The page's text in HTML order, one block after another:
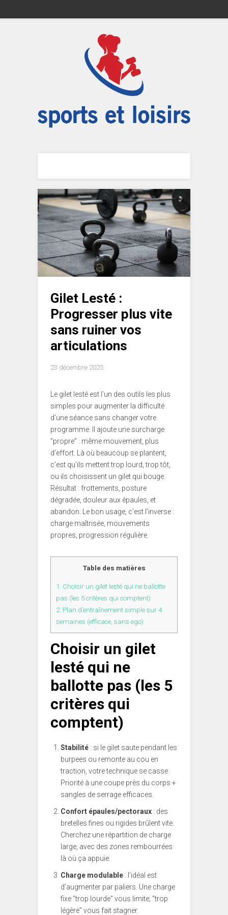
Gilet Lesté :
Progresser plus vite
sans ruiner vos
articulations
23 décembre 2025
Le gilet lesté est l’un des outils les plus
simples pour augmenter la difficulté
d’une séance sans changer votre
programme. Il ajoute une surcharge
“propre” : même mouvement, plus
d’effort. Là où beaucoup se plantent,
c’est qu’ils mettent trop lourd, trop tôt,
ou ils choisissent un gilet qui bouge.
Résultat : frottements, posture
dégradée, douleur aux épaules, et
abandon. Le bon usage, c’est l’inverse :
charge maîtrisée, mouvements
propres, progression régulière.
Table des matières
1. Choisir un gilet lesté qui ne ballotte
pas (les 5 critères qui comptent)
2. Plan d’entraînement simple sur 4
semaines (efficace, sans ego)
Choisir un gilet
lesté qui ne
ballotte pas (les 5
critères qui
comptent)
Stabilité : si le gilet saute pendant les
burpees ou remonte au cou en
traction, votre technique se casse.
Priorité à une coupe près du corps +
sangles de serrage efficaces.
Confort épaules/pectoraux : des
bretelles fines ou rigides brûlent vite.
Cherchez une répartition de charge
large, avec des zones rembourrées
là où ça appuie.
Charge modulable : l’idéal est
d’augmenter par paliers. Une charge
fixe “trop lourde” vous limite; “trop
légère” vous fait stagner.